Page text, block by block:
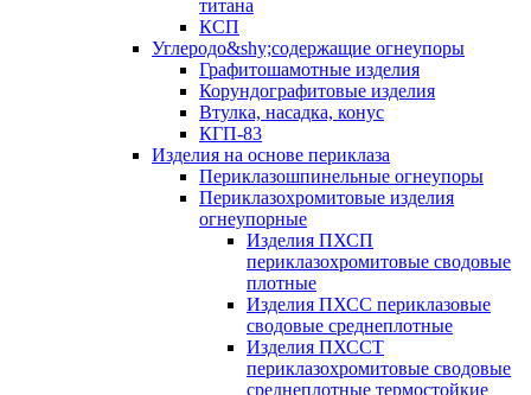
титана
КСП
Углеродо&shy;содержащие огнеупоры
Графитошамотные изделия
Корундографитовые изделия
Втулка, насадка, конус
КГП-83
Изделия на основе периклаза
Периклазошпинельные огнеупоры
Периклазохромитовые изделия
огнеупорные
Изделия ПХСП
периклазохромитовые сводовые
плотные
Изделия ПХСС периклазовые
сводовые среднеплотные
Изделия ПХССТ
периклазохромитовые сводовые
среднеплотные термостойкие